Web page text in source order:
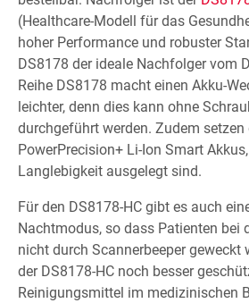
(Healthcare-Modell für das
hoher Performance und robuster
DS8178 der ideale Nachfolger vom
Reihe DS8178 macht einen Akku-
leichter, denn dies kann ohne
durchgeführt werden. Zudem
PowerPrecision+ Li-Ion Smart
Langlebigkeit ausgelegt sind.
Für den DS8178-HC gibt es auch
Nachtmodus, so dass Patienten bei
nicht durch Scannerbeeper geweckt
der DS8178-HC noch besser
Reinigungsmittel im medizinischen